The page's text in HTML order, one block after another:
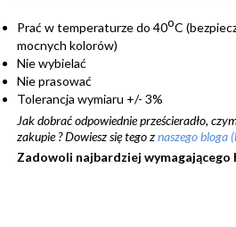
Prać w temperaturze do 40oC
mocnych kolorów)
Nie wybielać
Nie prasować
Tolerancja wymiaru +/- 3%
Jak dobrać odpowiednie prześcieradło,
zakupie ?Dowiesz się tego znaszego bloga
Zadowoli najbardziej wymagającego